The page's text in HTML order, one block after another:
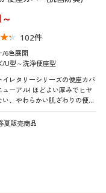
102件
6色展開
U型～洗浄便座型
イレタリーシリーズの便座カバ
ューアル! ほどよい厚みでヒヤ
い、やわらかい肌ざわりの便座
す。オリジナルカラー展開で、
ネートも自由自在。いつでも買
夏販売商品